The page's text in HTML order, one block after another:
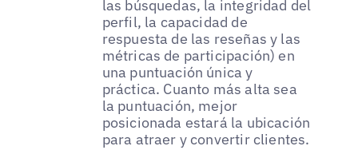
las búsquedas, la integridad del
perfil, la capacidad de
respuesta de las reseñas y las
métricas de participación) en
una puntuación única y
práctica. Cuanto más alta sea
la puntuación, mejor
posicionada estará la ubicación
para atraer y convertir clientes.